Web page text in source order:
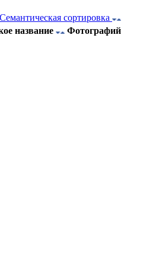
Семантическая сортировка
название Фотографий